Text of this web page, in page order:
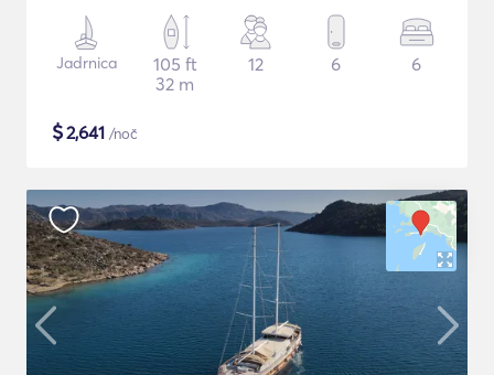
Jadrnica
105 ft
32 m
12 6 6
$2,641 /noč